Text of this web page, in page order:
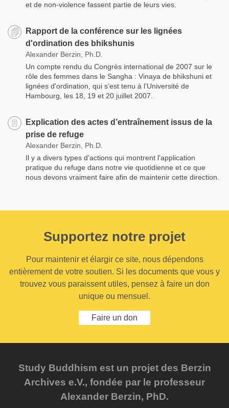
et de non-violence fassent partie de leurs vies.
Rapport de la conférence sur les lignées
d'ordination des bhikshunis
Alexander Berzin, Ph.D.
Un compte rendu du Congrès international de 2007 sur le
rôle des femmes dans le Sangha : Vinaya de bhikshuni et
lignées d'ordination, qui s’est tenu à l’Université de
Hambourg, les 18, 19 et 20 juillet 2007.
Explication des actes d’entraînement issus de la
prise de refuge
Alexander Berzin, Ph.D.
Il y a divers types d'actions qui montrent l'application
pratique du refuge dans notre vie quotidienne et ce que
nous devons vraiment faire afin de maintenir cette direction.
Supportez notre projet
Pour maintenir et élargir ce site, nous dépendons
entièrement de votre soutien. Si les documents que vous y
trouvez vous paraissent utiles, pensez à faire un don
unique ou mensuel.
Faire un don
Study Buddhism est un projet des Berzin
Archives e.V., fondée par le professeur
Alexander Berzin, PhD.